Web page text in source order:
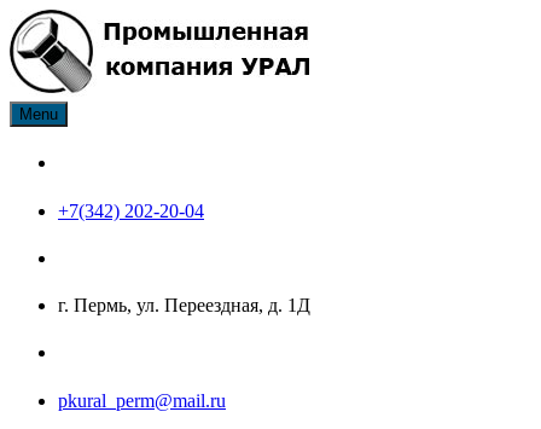
Skip
to
content
Промышленная компания
Урал
ПК Урал производитель нержавеющего крепежа: болт, гайка,
Menu
+7(342) 202-20-04
г. Пермь, ул. Переездная, д. 1Д
pkural_perm@mail.ru